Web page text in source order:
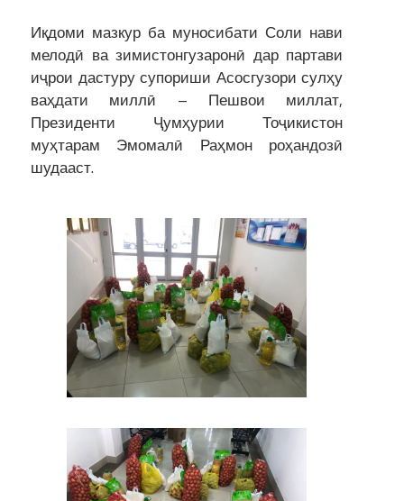
Иқдоми мазкур ба муносибати Соли нави
мелодӣ ва зимистонгузаронӣ дар партави
иҷрои дастуру супориши Асосгузори сулҳу
ваҳдати миллӣ – Пешвои миллат,
Президенти Ҷумҳурии Тоҷикистон
муҳтарам Эмомалӣ Раҳмон роҳандозӣ
шудааст.